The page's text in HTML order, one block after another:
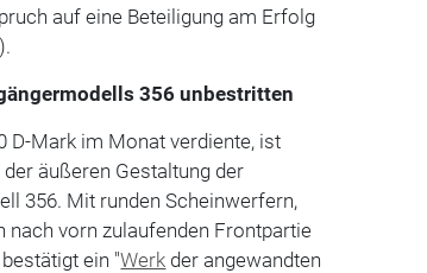
auf eine Beteiligung am Erfolg
356 unbestritten
D-Mark im Monat verdiente, ist
äußeren Gestaltung der
356. Mit runden Scheinwerfern,
nach vorn zulaufenden Frontpartie
ein "Werk der angewandten